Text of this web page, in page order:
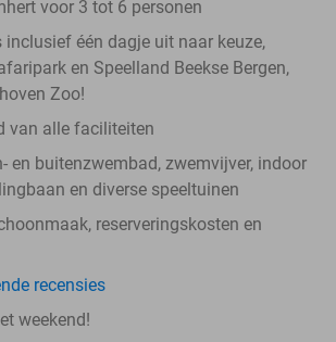
voor 3 tot 6 personen
één dagje uit naar keuze,
en Speelland Beekse Bergen,
Zoo!
van alle faciliteiten
en buitenzwembad, zwemvijver, indoor
en diverse speeltuinen
reserveringskosten en
recensies
weekend!